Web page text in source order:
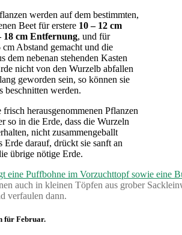
werden auf dem bestimmten,
Beet für erstere 10 – 12 cm
18 cm Entfernung, und für
Abstand gemacht und die
dem nebenan stehenden Kasten
nicht von den Wurzelb abfallen
geworden sein, so können sie
beschnitten werden.
herausgenommenen Pflanzen
so in die Erde, dass die Wurzeln
nicht zusammengeballt
Erde darauf, drückt sie sanft an
übrige nötige Erde.
auch in kleinen Töpfen aus grober
verfaulen dann.
für Februar.